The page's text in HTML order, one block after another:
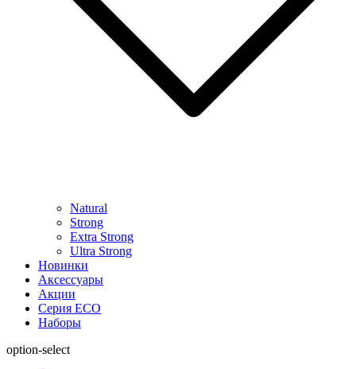
Natural
Strong
Extra Strong
Ultra Strong
Новинки
Аксессуары
Акции
Серия ECO
Наборы
option-select